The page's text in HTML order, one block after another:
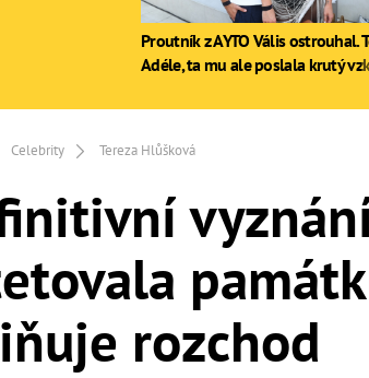
Celebrity Tereza Hlůšková
rozchod
Proutník z AYTO Vális ostrouhal.
Adéle, ta mu ale poslala krutý